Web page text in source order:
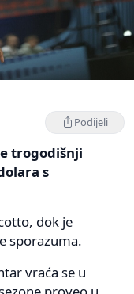
Podijeli
trogodišnji
s
dok je
sporazuma.
vraća se u